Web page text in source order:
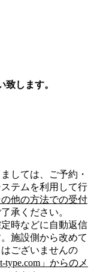
します。
しては、ご予約・
テムを利用して行
他の方法での受付
承ください。
時などに自動返信
施設側から改めて
ございませんの
type.com」からのメ